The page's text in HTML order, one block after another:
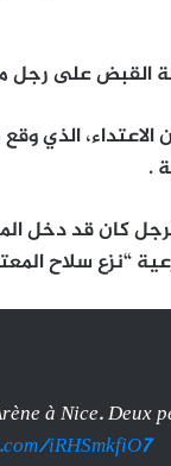
القبض على
.
“نزع سلاح
à Nice. Deux
iRHSmkfiO7